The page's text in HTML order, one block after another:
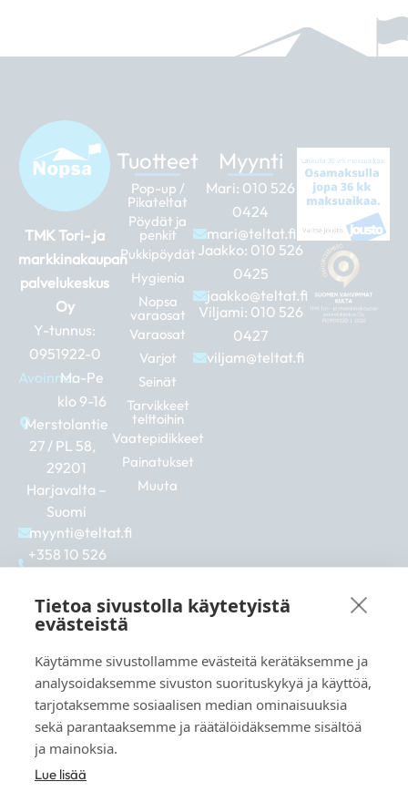
TMK Tori- ja
markkinakaupan
palvelukeskus
Oy
Y-tunnus:
0951922-0
Avoinna:Ma-Pe
klo 9-16
Merstolantie
27 / PL 58,
29201
Harjavalta –
Suomi
myynti@teltat.fi
+358 10 526
F
a
c
b
o
o
k
I
n
s
a
g
r
a
m
L
i
n
e
d
i
n
Tuotteet
Pop-up /
Pikateltat
Pöydät ja
penkit
Pukkipöydät
Hygienia
Nopsa
varaosat
Varaosat
Varjot
Seinät
Tarvikkeet
telttoihin
Vaatepidikkeet
Painatukset
Muuta
Myynti
Mari: 010 526
0424
mari@teltat.fi
Jaakko: 010 526
0425
jaakko@teltat.fi
Viljami: 010 526
0427
viljam@teltat.fi
Katso myös:
markkina.net
grillikeskus.fi
Tietoa sivustolla käytetyistä
evästeistä
Käytämme sivustollamme evästeitä kerätäksemme ja
analysoidaksemme sivuston suorituskykyä ja käyttöä,
tarjotaksemme sosiaalisen median ominaisuuksia
sekä parantaaksemme ja räätälöidäksemme sisältöä
ja mainoksia.
Lue lisää